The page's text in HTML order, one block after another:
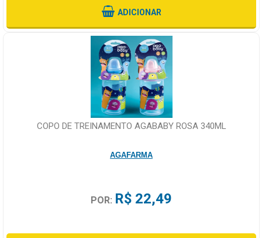
ADICIONAR
COPO DE TREINAMENTO AGABABY ROSA 340ML
AGAFARMA
POR: R$ 22,49